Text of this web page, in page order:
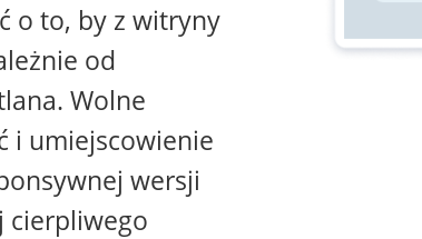
o to, by z witryny
od
Wolne
i umiejscowienie
wersji
cierpliwego